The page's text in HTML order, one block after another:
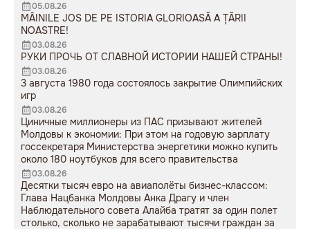
05.08.26
MÂINILE JOS DE PE ISTORIA GLORIOASĂ A ȚĂRII
NOASTRE!
03.08.26
РУКИ ПРОЧЬ ОТ СЛАВНОЙ ИСТОРИИ НАШЕЙ СТРАНЫ!
03.08.26
3 августа 1980 года состоялось закрытие Олимпийских
игр
03.08.26
Циничные миллионеры из ПАС призывают жителей
Молдовы к экономии: При этом на годовую зарплату
госсекретаря Министерства энергетики можно купить
около 180 ноутбуков для всего правительства
03.08.26
Десятки тысяч евро на авиаполёты бизнес-классом:
Глава Нацбанка Молдовы Анка Драгу и член
Наблюдательного совета Алайба тратят за один полет
столько, сколько не зарабатывают тысячи граждан за